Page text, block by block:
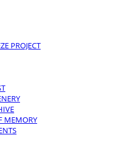
PROJECT
MEMORY